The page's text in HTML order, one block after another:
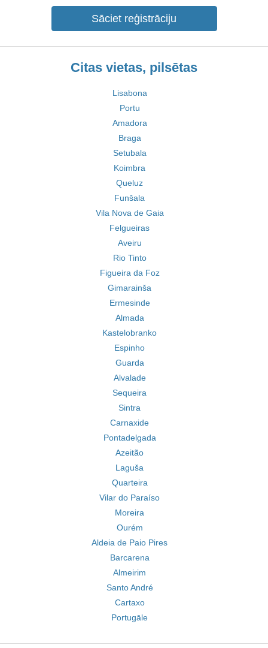
Sāciet reģistrāciju
Citas vietas, pilsētas
Lisabona
Portu
Amadora
Braga
Setubala
Koimbra
Queluz
Funšala
Vila Nova de Gaia
Felgueiras
Aveiru
Rio Tinto
Figueira da Foz
Gimarainša
Ermesinde
Almada
Kastelobranko
Espinho
Guarda
Alvalade
Sequeira
Sintra
Carnaxide
Pontadelgada
Azeitão
Laguša
Quarteira
Vilar do Paraíso
Moreira
Ourém
Aldeia de Paio Pires
Barcarena
Almeirim
Santo André
Cartaxo
Portugāle